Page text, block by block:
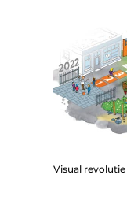
Visual